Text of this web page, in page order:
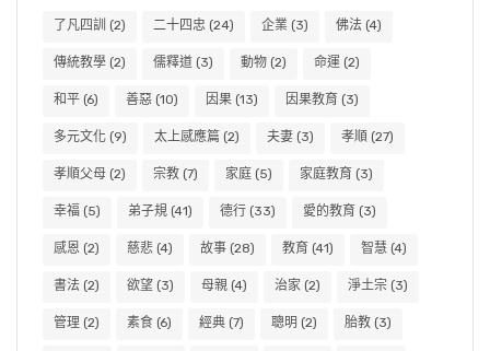
了凡四訓 (2) 二十四忠 (24) 企業 (3) 佛法 (4)
傳統教學 (2) 儒釋道 (3) 動物 (2) 命運 (2)
和平 (6) 善惡 (10) 因果 (13) 因果教育 (3)
多元文化 (9) 太上感應篇 (2) 夫妻 (3) 孝順 (27)
孝順父母 (2) 宗教 (7) 家庭 (5) 家庭教育 (3)
幸福 (5) 弟子規 (41) 德行 (33) 愛的教育 (3)
感恩 (2) 慈悲 (4) 故事 (28) 教育 (41) 智慧 (4)
書法 (2) 欲望 (3) 母親 (4) 治家 (2) 淨土宗 (3)
管理 (2) 素食 (6) 經典 (7) 聰明 (2) 胎教 (3)